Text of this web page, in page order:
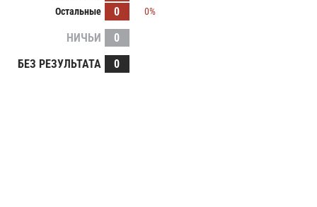
Остальные
0 0%
НИЧЬИ
0
БЕЗ РЕЗУЛЬТАТА
0